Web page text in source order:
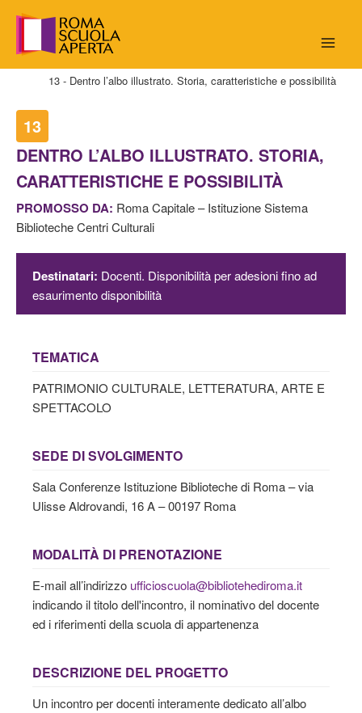
contenuto
13 - Dentro l’albo illustrato. Storia, caratteristiche e possibilità
13
DENTRO L’ALBO ILLUSTRATO. STORIA,
CARATTERISTICHE E POSSIBILITÀ
PROMOSSO DA: Roma Capitale – Istituzione Sistema
Biblioteche Centri Culturali
Destinatari: Docenti. Disponibilità per adesioni fino ad
esaurimento disponibilità
TEMATICA
PATRIMONIO CULTURALE, LETTERATURA, ARTE E
SPETTACOLO
SEDE DI SVOLGIMENTO
Sala Conferenze Istituzione Biblioteche di Roma – via
Ulisse Aldrovandi, 16 A – 00197 Roma
MODALITÀ DI PRENOTAZIONE
E-mail all’indirizzo ufficioscuola@bibliotehediroma.it
indicando il titolo dell'incontro, il nominativo del docente
ed i riferimenti della scuola di appartenenza
DESCRIZIONE DEL PROGETTO
Un incontro per docenti interamente dedicato all’albo